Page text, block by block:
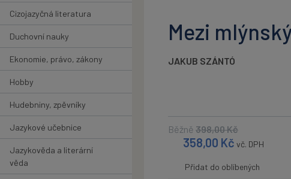
Cizojazyčná literatura
Duchovní nauky
Ekonomie, právo, zákony
Hobby
Hudebniny, zpěvníky
Jazykové učebnice
Jazykověda a literární
věda
Mezi
JAKUB SZÁNTÓ
Běžně 398,00Kč
358,00 Kč vč. DPH
Přidat do oblíbených